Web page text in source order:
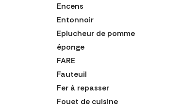
Encens
Entonnoir
Eplucheur de pomme
éponge
FARE
Fauteuil
Fer à repasser
Fouet de cuisine